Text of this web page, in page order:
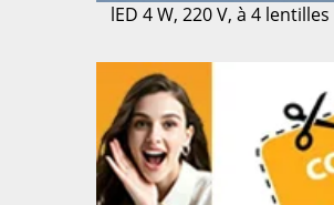
lED 4 W, 220 V, à 4 lentilles